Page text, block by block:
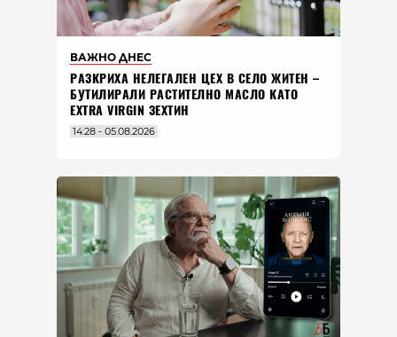
ВАЖНО ДНЕС
РАЗКРИХА НЕЛЕГАЛЕН ЦЕХ В СЕЛО ЖИТЕН –
БУТИЛИРАЛИ РАСТИТЕЛНО МАСЛО КАТО
EXTRA VIRGIN ЗЕХТИН
14:28 - 05.08.2026